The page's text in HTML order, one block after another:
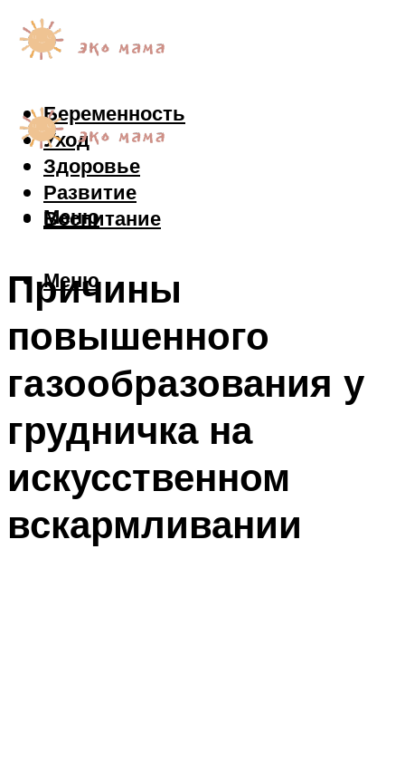
Беременность
Уход
Здоровье
Развитие
Воспитание
Меню
Меню
Причины
повышенного
газообразования у
грудничка на
искусственном
вскармливании